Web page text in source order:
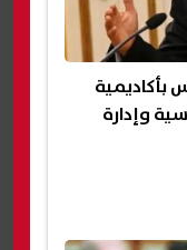
بأكاديمية
وإدارة